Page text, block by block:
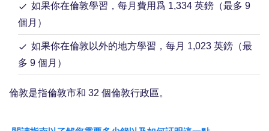
如果你在倫敦學習，每月費用爲 1,334 英鎊（最多 9
個月）
如果你在倫敦以外的地方學習，每月 1,023 英鎊（最
多 9 個月）
倫敦是指倫敦市和 32 個倫敦行政區。